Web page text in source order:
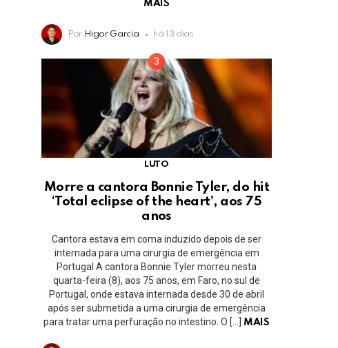
MAIS
Por Higor Garcia há 13 dias
LUTO
Morre a cantora Bonnie Tyler, do hit
‘Total eclipse of the heart’, aos 75
anos
Cantora estava em coma induzido depois de ser
internada para uma cirurgia de emergência em
Portugal A cantora Bonnie Tyler morreu nesta
quarta-feira (8), aos 75 anos, em Faro, no sul de
Portugal, onde estava internada desde 30 de abril
após ser submetida a uma cirurgia de emergência
para tratar uma perfuração no intestino. O […]
MAIS